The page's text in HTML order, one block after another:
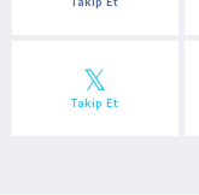
Takip Et